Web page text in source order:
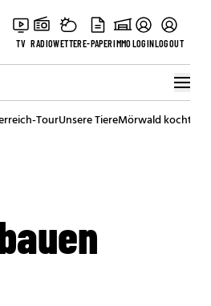
TV RADIOWETTERE-PAPERIMMOLOGINLOGOUT
TourUnsere TiereMörwald kocht